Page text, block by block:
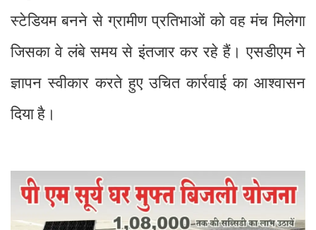
स्टेडियम बनने से ग्रामीण प्रतिभाओं को वह मंच मिलेगा
जिसका वे लंबे समय से इंतजार कर रहे हैं। एसडीएम ने
ज्ञापन स्वीकार करते हुए उचित कार्रवाई का आश्वासन
दिया है।